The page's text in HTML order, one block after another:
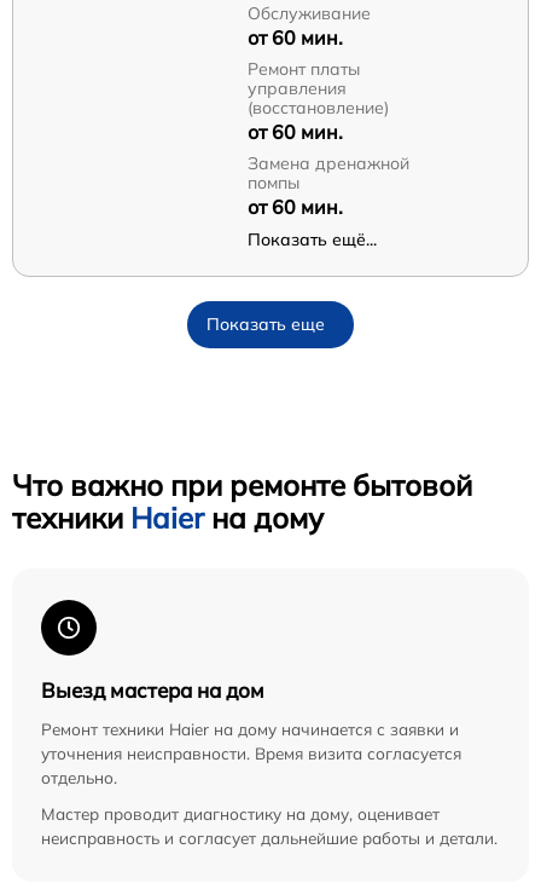
Обслуживание
от 60 мин.
Ремонт платы
управления
(восстановление)
от 60 мин.
Замена дренажной
помпы
от 60 мин.
Показать ещё...
Показать еще
Что важно при ремонте бытовой
техники Haierна дому
Выезд мастера на дом
Ремонт техники Haier на дому начинается с заявки и
уточнения неисправности. Время визита согласуется
отдельно.
Мастер проводит диагностику на дому, оценивает
неисправность и согласует дальнейшие работы и детали.